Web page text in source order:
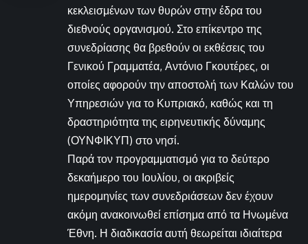
κεκλεισμένων των θυρών στην έδρα του
διεθνούς οργανισμού. Στο επίκεντρο της
συνεδρίασης θα βρεθούν οι εκθέσεις του
Γενικού Γραμματέα, Αντόνιο Γκουτέρες, οι
οποίες αφορούν την αποστολή των Καλών του
Υπηρεσιών για το Κυπριακό, καθώς και τη
δραστηριότητα της ειρηνευτικής δύναμης
(ΟΥΝΦΙΚΥΠ) στο νησί.
Παρά τον προγραμματισμό για το δεύτερο
δεκαήμερο του Ιουλίου, οι ακριβείς
ημερομηνίες των συνεδριάσεων δεν έχουν
ακόμη ανακοινωθεί επίσημα από τα Ηνωμένα
Έθνη. Η διαδικασία αυτή θεωρείται ιδιαίτερα